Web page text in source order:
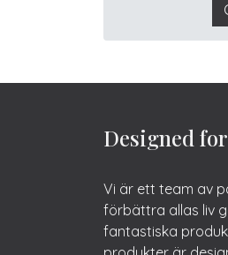
Designed
Vi är ett team av
förbättra allas liv
fantastiska